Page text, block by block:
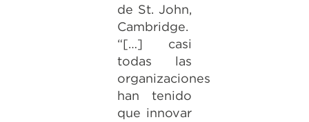
de St. John,
Cambridge.
“[…] casi
todas las
organizaciones
han tenido
que innovar